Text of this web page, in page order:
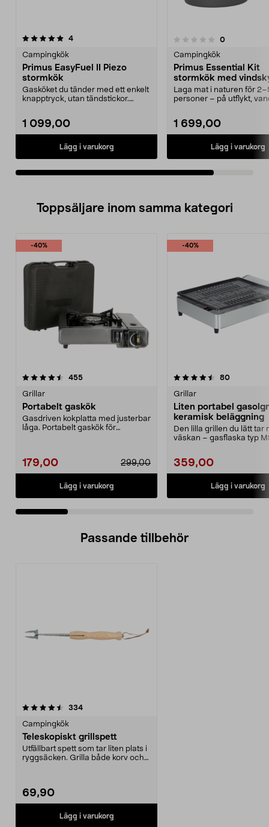
4recensioner
Campingkök
Primus EasyFuel II Piezo
stormkök
Gasköket du tänder med ett enkelt
knapptryck, utan tändstickor.
1 099,00
Lägg i varukorg
0.0 av 5 stjärnor 0recensioner
Campingkök
Primus Essential Kit
stormkök med
Laga mat i naturen för
personer – på utflykt,
1 699,00
Lägg i varukorg
Toppsäljare inom samma kategori
-40%
455recensioner
Grillar
Portabelt gaskök
Gasdriven kokplatta med justerbar
låga. Portabelt gaskök för
179,00 299,00
Lägg i varukorg
-40%
4.5 av 5 stjärnor 80
Grillar
Liten portabel
keramisk beläggning
Den lilla grillen du lätt tar
väskan – gasflaska typ
359,00
Lägg i varukorg
4.5 av 5 stjärnor
Passande tillbehör
334recensioner
Campingkök
Teleskopiskt grillspett
Utfällbart spett som tar liten plats i
ryggsäcken. Grilla både korv och
69,90
Lägg i varukorg